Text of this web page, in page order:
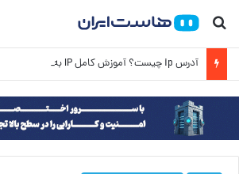
جستجو برای
آدرس ip چیست؟ آموزش کامل IP به زبان ساده